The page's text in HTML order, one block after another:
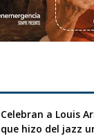
Celebran a Louis
que hizo del jazz